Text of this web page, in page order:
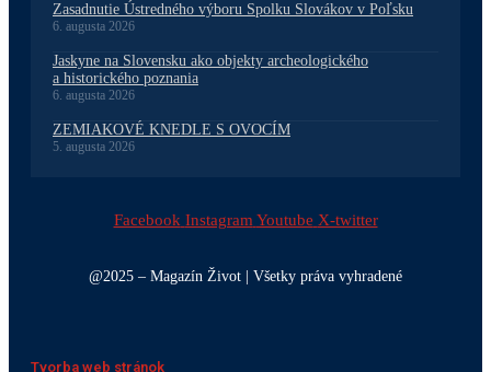
Zasadnutie Ústredného výboru Spolku Slovákov v Poľsku
6. augusta 2026
Jaskyne na Slovensku ako objekty archeologického
a historického poznania
6. augusta 2026
ZEMIAKOVÉ KNEDLE S OVOCÍM
5. augusta 2026
Facebook Instagram Youtube X-twitter
@2025 – Magazín Život | Všetky práva vyhradené
Tvorba web stránok